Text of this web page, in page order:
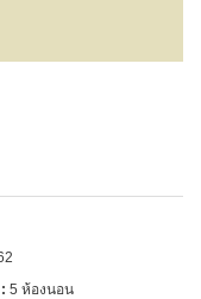
5 ห้องนอน